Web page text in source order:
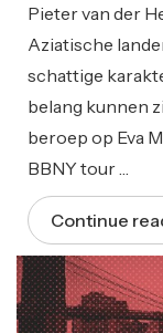
Pieter van der
Aziatische
schattige
belang kunnen
beroep op Eva
BBNY tour …
Continue